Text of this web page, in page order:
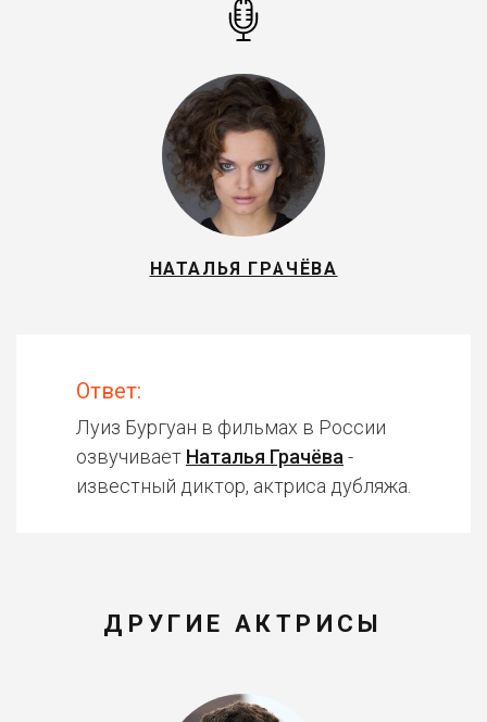
НАТАЛЬЯ ГРАЧЁВА
Ответ:
Луиз Бургуан в фильмах в России
озвучивает Наталья Грачёва -
известный диктор, актриса дубляжа.
ДРУГИЕ АКТРИСЫ